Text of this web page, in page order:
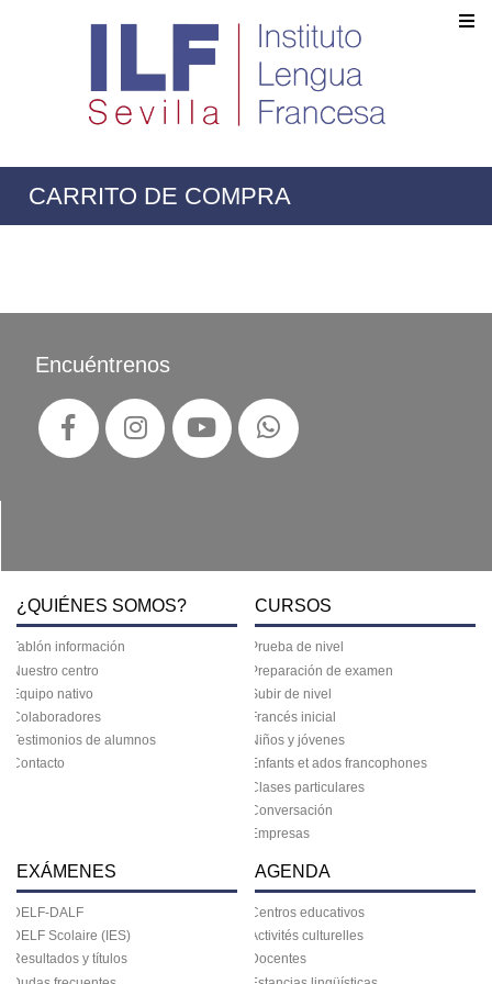
CARRITO DE COMPRA
Encuéntrenos
¿QUIÉNES SOMOS?
Tablón información
Nuestro centro
Equipo nativo
Colaboradores
Testimonios de alumnos
Contacto
CURSOS
Prueba de nivel
Preparación de examen
Subir de nivel
Francés inicial
Niños y jóvenes
Enfants et ados francophones
Clases particulares
Conversación
Empresas
EXÁMENES
DELF-DALF
DELF Scolaire (IES)
Resultados y títulos
AGENDA
Centros educativos
Activités culturelles
Docentes